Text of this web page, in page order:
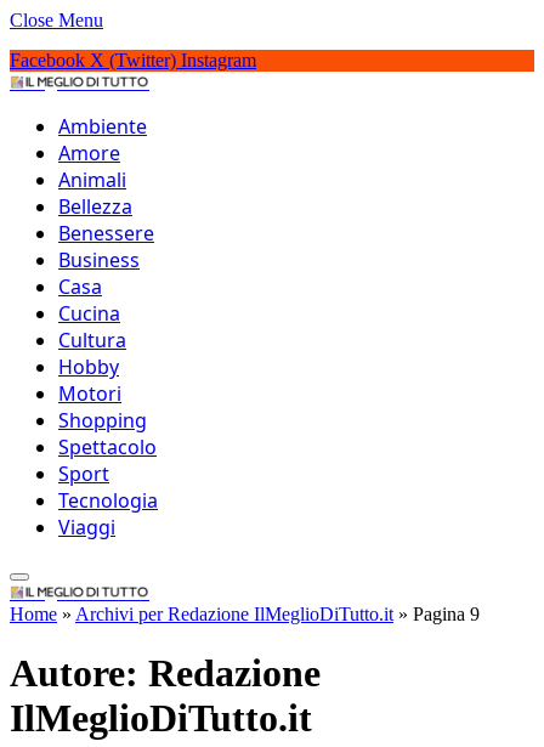
Close Menu
Facebook X (Twitter) Instagram
IlMeglioDiTutto.it
Ambiente
Amore
Animali
Bellezza
Benessere
Business
Casa
Cucina
Cultura
Hobby
Motori
Shopping
Spettacolo
Sport
Tecnologia
Viaggi
IlMeglioDiTutto.it
Home » Archivi per Redazione IlMeglioDiTutto.it » Pagina 9
Autore: Redazione
IlMeglioDiTutto.it